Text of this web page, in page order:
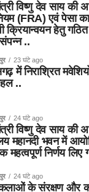
विष्णु देव साय की
(FRA) एवं पेसा
क्रियान्वयन हेतु
..
23 घंटे ago
में निराश्रित
..
24 घंटे ago
विष्णु देव साय की
महानदी भवन में
महत्वपूर्ण निर्णय लिए
24 घंटे ago
के संरक्षण और